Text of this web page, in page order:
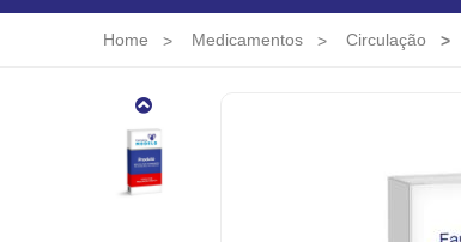
Home Medicamentos Circulação
Vasogard
100mg
60
PROMOÇÕES